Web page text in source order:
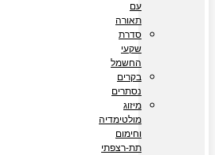
עם
תאורה
סדרת
שקעי
החשמל
בקרים
נסתרים
מיזוג
מולטימדיה
וחימום
תת-רצפתי